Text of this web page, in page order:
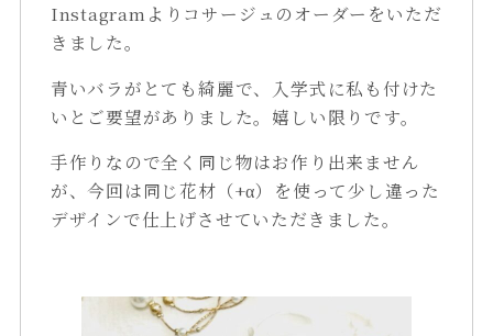
Instagramよりコサージュのオーダーをいただ
きました。
青いバラがとても綺麗で、入学式に私も付けた
いとご要望がありました。嬉しい限りです。
手作りなので全く同じ物はお作り出来ません
が、今回は同じ花材（+α）を使って少し違った
デザインで仕上げさせていただきました。